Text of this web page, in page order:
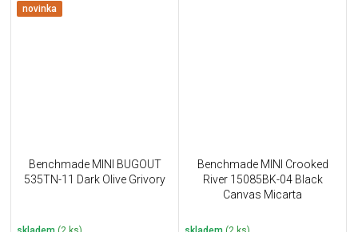
novinka
Benchmade MINI BUGOUT
535TN-11 Dark Olive Grivory
Benchmade MINI Crooked
River 15085BK-04 Black
Canvas Micarta